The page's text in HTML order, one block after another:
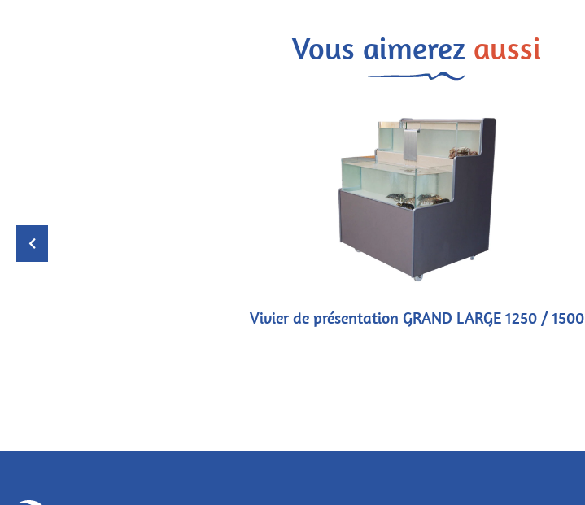
Vous aimerez aussi
Vivier de présentation GRAND LARGE 1250 / 1500